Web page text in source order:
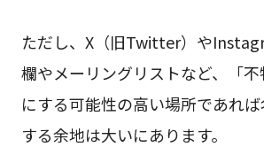
ただし、X（旧Twitter）や
欄やメーリングリストなど、「
にする可能性の高い場所であれ
する余地は大いにあります。